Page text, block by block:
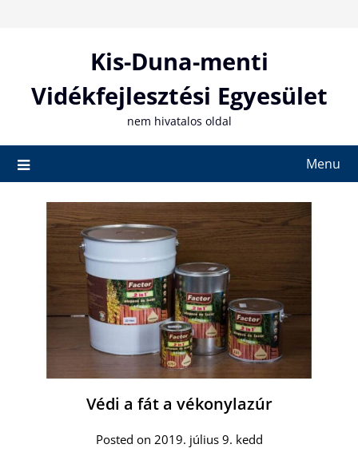
Kis-Duna-menti
Vidékfejlesztési Egyesület
nem hivatalos oldal
Menu
Védi a fát a vékonylazúr
Posted on 2019. július 9. kedd